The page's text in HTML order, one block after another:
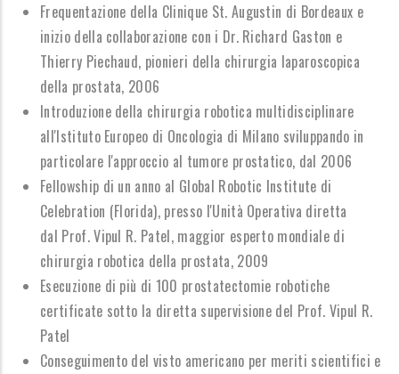
Frequentazione della Clinique St. Augustin di Bordeaux e
inizio della collaborazione con i Dr. Richard Gaston e
Thierry Piechaud, pionieri della chirurgia laparoscopica
della prostata, 2006
Introduzione della chirurgia robotica multidisciplinare
all'Istituto Europeo di Oncologia di Milano sviluppando in
particolare l'approccio al tumore prostatico, dal 2006
Fellowship di un anno al Global Robotic Institute di
Celebration (Florida), presso l'Unità Operativa diretta
dal Prof. Vipul R. Patel, maggior esperto mondiale di
chirurgia robotica della prostata, 2009
Esecuzione di più di 100 prostatectomie robotiche
certificate sotto la diretta supervisione del Prof. Vipul R.
Patel
Conseguimento del visto americano per meriti scientifici e